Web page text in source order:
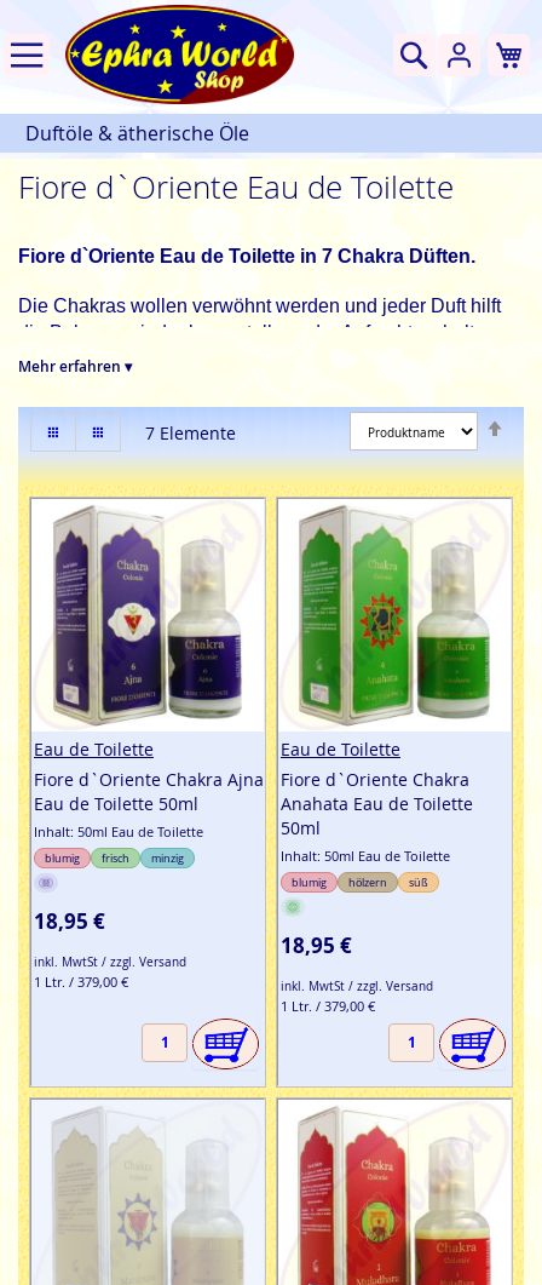
Suche
Duftöle & ätherische Öle
Fiore d`Oriente Eau de Toilette
Fiore d`Oriente Eau de Toilette in 7 Chakra Düften.
Die Chakras wollen verwöhnt werden und jeder Duft hilft
die Balance wieder herzustellen oder Aufrecht zu halten.
Ephra World Shop
Mehr erfahren ▾
Anzeigen
als
Liste 7 Elemente
Eau de Toilette
Fiore d`Oriente Chakra Ajna
Eau de Toilette 50ml
Inhalt: 50ml Eau de Toilette
blumig frisch minzig
18,95 €
inkl. MwtSt / zzgl. Versand
1 Ltr. / 379,00 €
Eau de Toilette
Fiore d`Oriente Chakra
Anahata Eau de Toilette
50ml
Inhalt: 50ml Eau de Toilette
blumig hölzern süß
18,95 €
inkl. MwtSt / zzgl. Versand
1 Ltr. / 379,00 €